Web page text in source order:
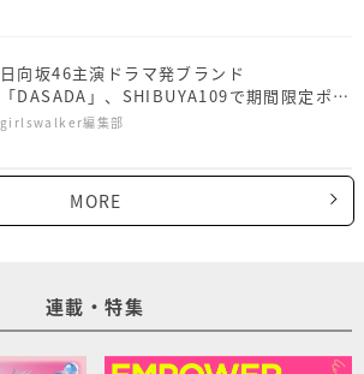
日向坂46主演ドラマ発ブランド
「DASADA」、SHIBUYA109で期間限定ポッ
プアップストアを展開
girlswalker編集部
MORE
連載・特集